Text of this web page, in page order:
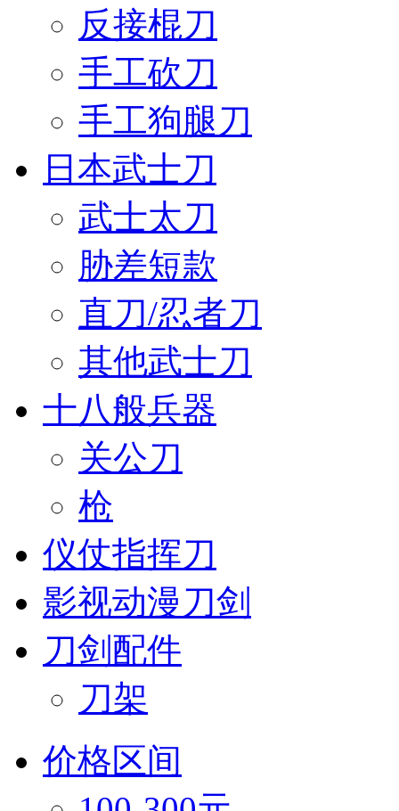
反接棍刀
手工砍刀
手工狗腿刀
日本武士刀
武士太刀
胁差短款
直刀/忍者刀
其他武士刀
十八般兵器
关公刀
枪
仪仗指挥刀
影视动漫刀剑
刀剑配件
刀架
价格区间